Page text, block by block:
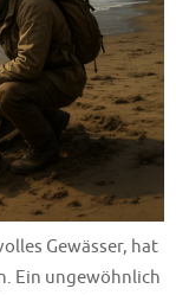
Gewässer, hat
Ein ungewöhnlich